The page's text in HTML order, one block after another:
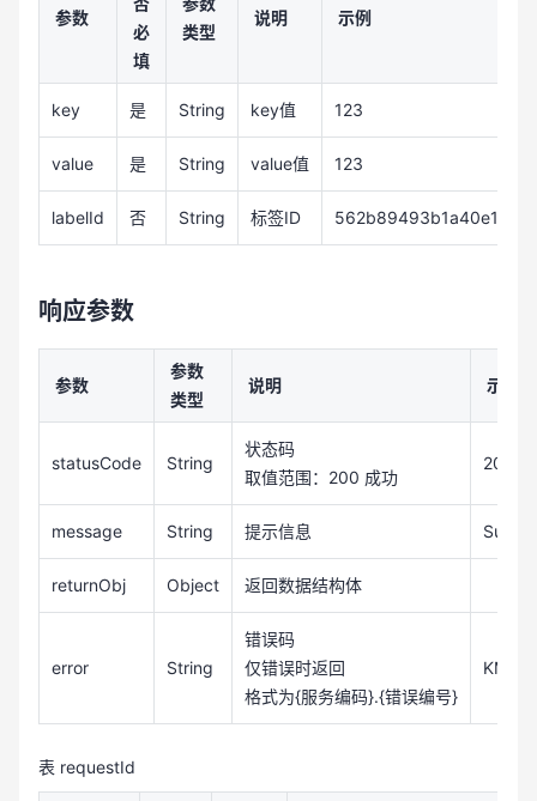
参数
必
填
类型
说明 示例
key 是 String key值 123
value 是 String value值 123
labelId 否 String 标签ID
响应参数
参数
参数
类型
说明 示例
statusCode String
状态码
取值范围：200 成功
200
message String 提示信息
returnObj Object 返回数据结构体
error String
错误码
仅错误时返回
格式为{服务编码}.{错误编号}
表 requestId